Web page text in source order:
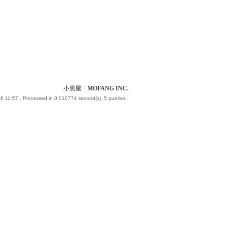
小黑屋 MOFANG INC.
11:57 , Processed in 0.010774 second(s), 5 queries .